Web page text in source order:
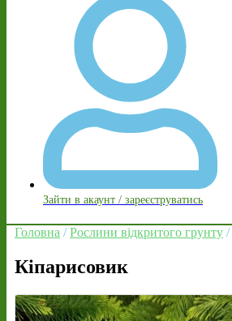
Зайти в акаунт / зареєструватись
Головна /Рослини відкритого грунту /
Кіпарисовик